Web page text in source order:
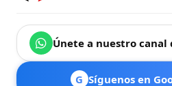
Únete a nuestro canal
G Síguenos en